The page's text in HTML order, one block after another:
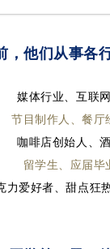
，他们从事各
媒体行业、互联
节目制作人、餐厅
咖啡店创始人、
留学生、应届毕
力爱好者、甜点狂